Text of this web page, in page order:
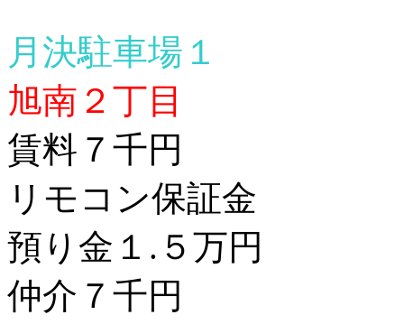
月決駐車場１
旭南２丁目
賃料７千円
リモコン保証金
預り金１.５万円
仲介７千円